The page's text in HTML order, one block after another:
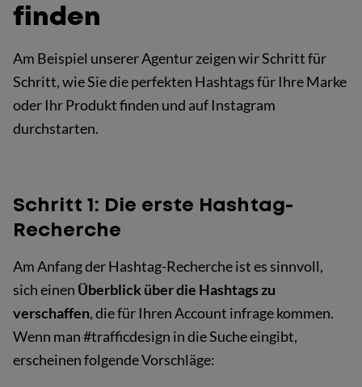
finden
Am Beispiel unserer Agentur zeigen wir Schritt für
Schritt, wie Sie die perfekten Hashtags für Ihre Marke
oder Ihr Produkt finden und auf Instagram
durchstarten.
Schritt 1: Die erste Hashtag-
Recherche
Am Anfang der Hashtag-Recherche ist es sinnvoll,
sich einen Überblick über die Hashtags zu
verschaffen, die für Ihren Account infrage kommen.
Wenn man #trafficdesign in die Suche eingibt,
erscheinen folgende Vorschläge: